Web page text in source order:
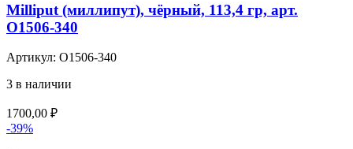
Milliput (миллипут), чёрный, 113,4 гр, арт.
О1506-340
Артикул: О1506-340
3 в наличии
1700,00 ₽
-39%